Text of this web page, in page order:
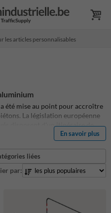
les articles personnalisables
été mise au point pour accroître
La législation européenne
disposent d'un itinéraire de
à déplacer et est très durable.
garde-corps métalliques et de
de sorte que la rampe soit
En savoir plus
liées
par: